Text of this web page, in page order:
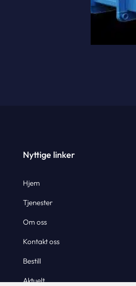
Nyttige linker
Hjem
Tjenester
Om oss
Kontakt oss
Bestill
Aktuelt